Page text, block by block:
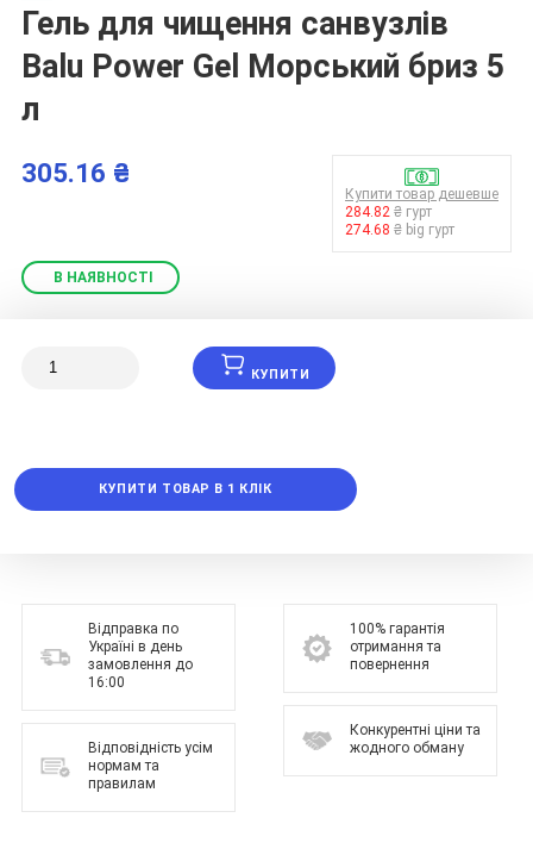
Гель для чищення санвузлів
Balu Power Gel Морський бриз 5
л
305.16 ₴
Купити товар дешевше
284.82 ₴ гурт
274.68 ₴ big гурт
В НАЯВНОСТІ
КУПИТИ
КУПИТИ ТОВАР В 1 КЛІК
Відправка по
Україні в день
замовлення до
16:00
Відповідність усім
нормам та
правилам
100% гарантія
отримання та
повернення
Конкурентні ціни та
жодного обману